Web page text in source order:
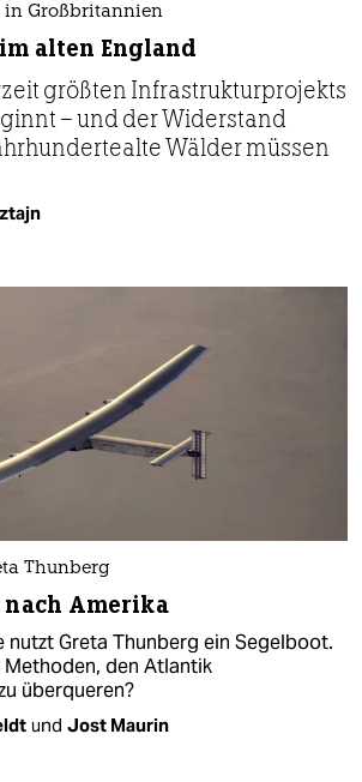
in Großbritannien
alten England
größten Infrastrukturprojekts
– und der Widerstand
Wälder müssen
Thunberg
Amerika
nutzt Greta Thunberg ein Segelboot.
den Atlantik
überqueren?
und Jost Maurin